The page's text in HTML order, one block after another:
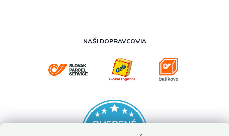
NAŠI DOPRAVCOVIA